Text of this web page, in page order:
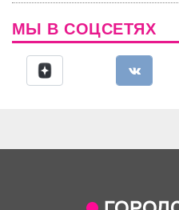
МЫ В СОЦСЕТЯХ